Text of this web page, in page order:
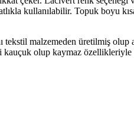
kullanılabilir. Topuk boyu
malzemeden üretilmiş olup
kauçuk olup kaymaz